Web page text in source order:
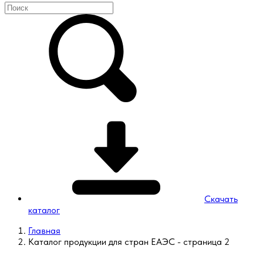
Скачать
каталог
Главная
Каталог продукции для стран ЕАЭС - страница 2